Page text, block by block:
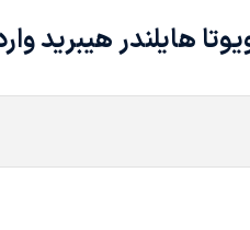
هایلندر هیبرید